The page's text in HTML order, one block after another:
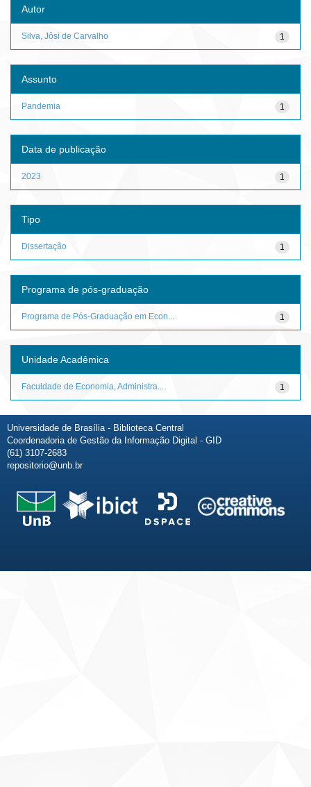
Autor
1
Silva, Jôsi de Carvalho
Assunto
1
Pandemia
Data de publicação
1
2023
Tipo
1
Dissertação
Programa de pós-graduação
1
Programa de Pós-Graduação em Econ...
Unidade Acadêmica
1
Faculdade de Economia, Administra...
Universidade de Brasília - Biblioteca Central
Coordenadoria de Gestão da Informação Digital - GID
(61) 3107-2683
repositorio@unb.br